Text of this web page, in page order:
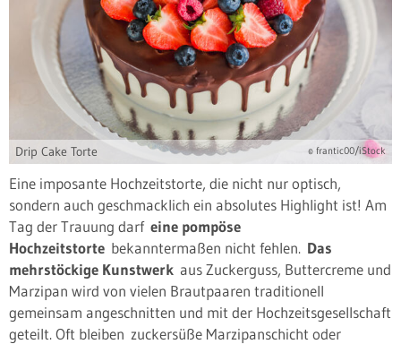
Drip Cake Torte © frantic00/iStock
Eine imposante Hochzeitstorte, die nicht nur optisch,
sondern auch geschmacklich ein absolutes Highlight ist! Am
Tag der Trauung darf eine pompöse
Hochzeitstorte bekanntermaßen nicht fehlen. Das
mehrstöckige Kunstwerk aus Zuckerguss, Buttercreme und
Marzipan wird von vielen Brautpaaren traditionell
gemeinsam angeschnitten und mit der Hochzeitsgesellschaft
geteilt. Oft bleiben zuckersüße Marzipanschicht oder